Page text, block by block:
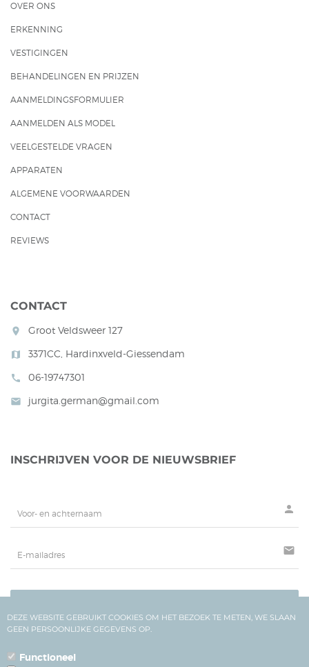
OVER ONS
ERKENNING
VESTIGINGEN
BEHANDELINGEN EN PRIJZEN
AANMELDINGSFORMULIER
AANMELDEN ALS MODEL
VEELGESTELDE VRAGEN
APPARATEN
ALGEMENE VOORWAARDEN
CONTACT
REVIEWS
CONTACT
room Groot Veldsweer 127
map 3371CC, Hardinxveld-Giessendam
call 06-19747301
mail jurgita.german@gmail.com
INSCHRIJVEN VOOR DE NIEUWSBRIEF
person
mail
DEZE WEBSITE GEBRUIKT COOKIES OM HET BEZOEK TE METEN, WE SLAAN
GEEN PERSOONLIJKE GEGEVENS OP.
Functioneel